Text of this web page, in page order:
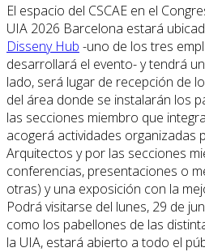
El espacio del CSCAE en el
UIA 2026 Barcelona estará
Disseny Hub -uno de los tres
desarrollará el evento- y tendrá
lado, será lugar de recepción de
del área donde se instalarán los
las secciones miembro que
acogerá actividades organizadas
Arquitectos y por las secciones
conferencias, presentaciones o
otras) y una exposición con la
Podrá visitarse del lunes, 29 de
como los pabellones de las
la UIA, estará abierto a todo el